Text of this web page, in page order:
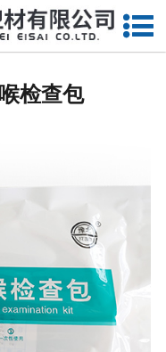
页
用口罩帽
用包类
检查包